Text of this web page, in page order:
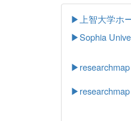
▶上智大学ホ
▶Sophia
▶researchmap
▶researchmap